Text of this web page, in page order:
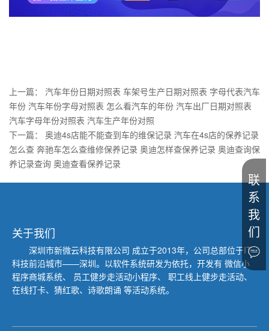
上一篇： 汽车年份日期对照表 车架号生产日期对照表 字母代表汽车
年份 汽车年份字母对照表 怎么看汽车的年份 汽车出厂日期对照表
汽车字母年份对照表 汽车生产年份对照
下一篇： 奥迪4s店能不能查到车的维保记录 汽车在4s店的保养记录
怎么查 奔驰车怎么查维修保养记录 奥迪怎样查保养记录 奥迪查询保
养记录查询 奥迪查看保养记录
联
系
我
们
关于我们
深圳市新微云科技有限公司 成立于2013年，公司总部位于IT
科技前沿城市——深圳。以软件系统研发为依托，开发有 微信小
程序商城系统、 员工健步走活动小程序、 职工线上健步走活动、
在线打卡、猜红歌、诗歌朗诵 等活动系统。